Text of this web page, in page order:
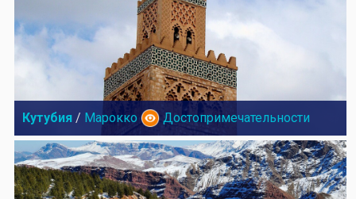
Кутубия / Марокко Достопримечательности